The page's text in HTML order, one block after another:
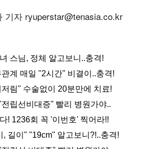
기자 ryuperstar@tenasia.co.kr